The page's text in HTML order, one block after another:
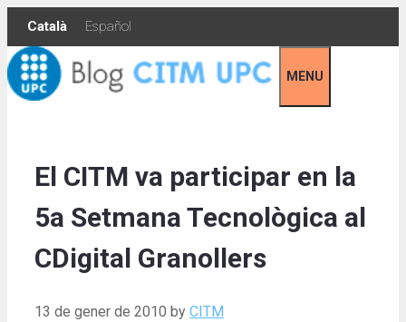
Skip
content
Català Español
MENU
El CITM va participar en la
5a Setmana Tecnològica al
CDigital Granollers
13 de gener de 2010 by CITM